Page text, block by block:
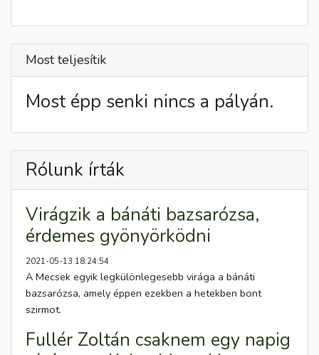
Most teljesítik
Most épp senki nincs a pályán.
Rólunk írták
Virágzik a bánáti bazsarózsa,
érdemes gyönyörködni
2021-05-13 18:24:54
A Mecsek egyik legkülönlegesebb virága a bánáti
bazsarózsa, amely éppen ezekben a hetekben bont
szirmot.
Fullér Zoltán csaknem egy napig